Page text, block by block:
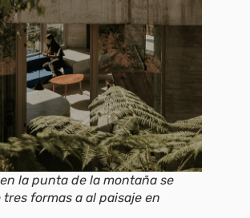
la punta de la montaña se
formas a al paisaje en